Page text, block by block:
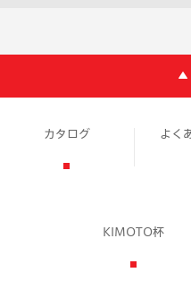
カタログ よく
KIMOTO杯